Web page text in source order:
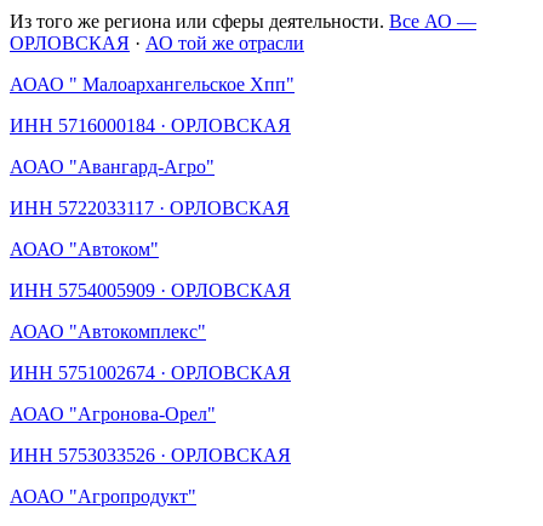
Из того же региона или сферы деятельности. Все АО —
ОРЛОВСКАЯ · АО той же отрасли
АОАО " Малоархангельское Хпп"
ИНН 5716000184 · ОРЛОВСКАЯ
АОАО "Авангард-Агро"
ИНН 5722033117 · ОРЛОВСКАЯ
АОАО "Автоком"
ИНН 5754005909 · ОРЛОВСКАЯ
АОАО "Автокомплекс"
ИНН 5751002674 · ОРЛОВСКАЯ
АОАО "Агронова-Орел"
ИНН 5753033526 · ОРЛОВСКАЯ
АОАО "Агропродукт"